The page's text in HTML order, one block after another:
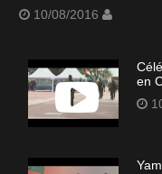
10/08/2016
en